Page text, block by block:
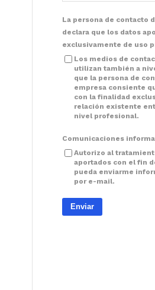
La persona de contacto
declara que los datos
exclusivamente de uso
Los medios de
utilizan también a
que la persona de
empresa consiente
con la finalidad
relación existente
nivel profesional.
Comunicaciones
Autorizo al
aportados con el fin
pueda enviarme
por e-mail.
Enviar